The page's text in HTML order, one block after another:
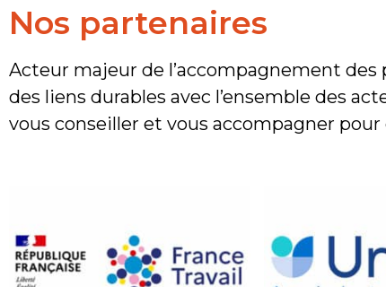
Nos partenaires
Acteur majeur de l’accompagnement des
des liens durables avec l’ensemble des
vous conseiller et vous accompagner